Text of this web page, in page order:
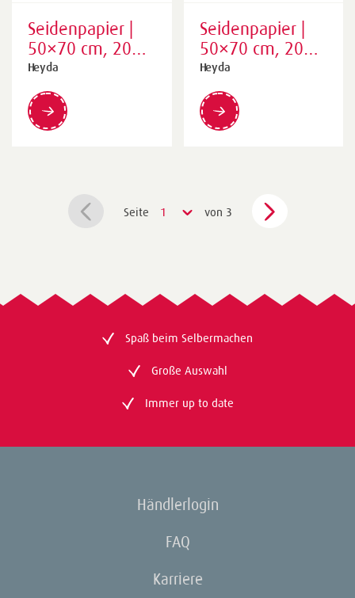
Seidenpapier |
50×70 cm, 20
g/m², violett, 5
Stück
Heyda
Seidenpapier |
50×70 cm, 20
g/m²,
mittelbraun, 5
Stück
Heyda
Seite 1 von 3
Spaß beim Selbermachen
Große Auswahl
Immer up to date
Händlerlogin
FAQ
Karriere